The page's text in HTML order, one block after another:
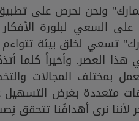
ونحن نحرص على
على السعي لبلورة
تسعي لخلق بيئة
العصر. وأخيراً كلما
بمختلف المجالات
متعددة بغرض التسهيل
نرى أهدافَنا تتحقق